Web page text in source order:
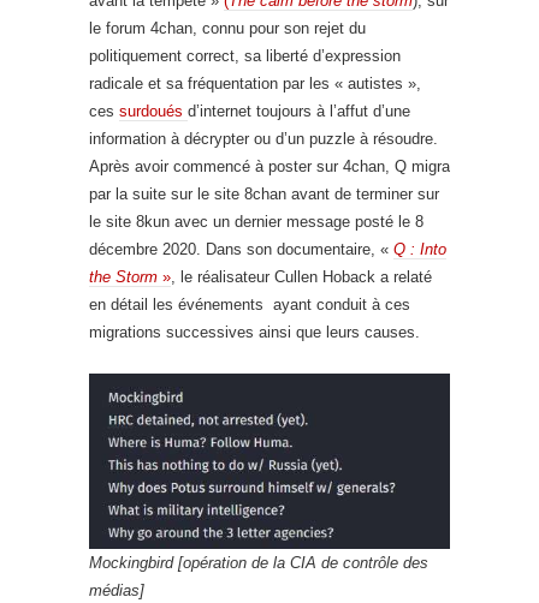
le forum 4chan, connu pour son rejet du
politiquement correct, sa liberté d’expression
radicale et sa fréquentation par les « autistes »,
ces surdoués d’internet toujours à l’affut d’une
information à décrypter ou d’un puzzle à résoudre.
Après avoir commencé à poster sur 4chan, Q migra
par la suite sur le site 8chan avant de terminer sur
le site 8kun avec un dernier message posté le 8
décembre 2020. Dans son documentaire, « Q : Into
the Storm », le réalisateur Cullen Hoback a relaté
en détail les événements ayant conduit à ces
migrations successives ainsi que leurs causes.
Mockingbird [opération de la CIA de contrôle des
médias]